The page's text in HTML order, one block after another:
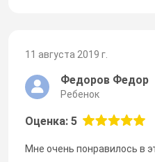
11 августа 2019 г.
Федоров Федор
Ребенок
Оценка: 5
Мне очень понравилось в